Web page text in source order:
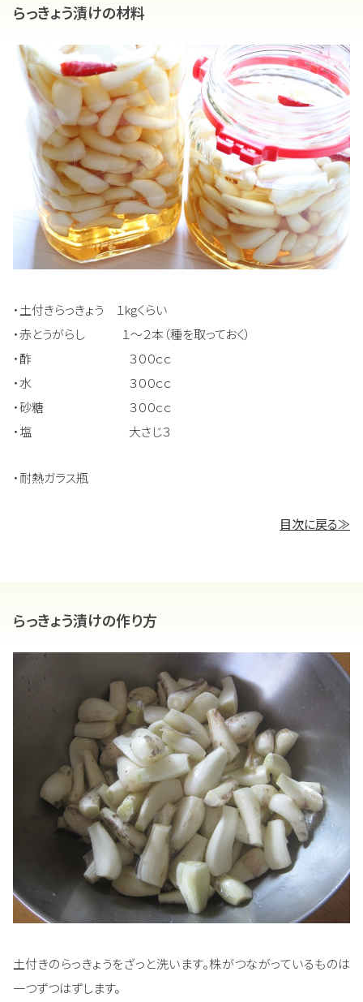
らっきょう漬けの材料
・土付きらっきょう １kgくらい
・赤とうがらし １～２本（種を取っておく）
・酢 ３００ｃｃ
・水 ３００ｃｃ
・砂糖 ３００ｃｃ
・塩 大さじ３
・耐熱ガラス瓶
目次に戻る≫
らっきょう漬けの作り方
土付きのらっきょうをざっと洗います。株がつながっているものは
一つずつはずします。